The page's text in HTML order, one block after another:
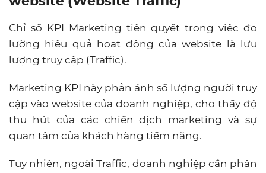
Chỉ số KPI Marketing tiên quyết trong việc đo
lường hiệu quả hoạt động của website là lưu
lượng truy cập (Traffic).
Marketing KPI này phản ánh số lượng người truy
cập vào website của doanh nghiệp, cho thấy độ
thu hút của các chiến dịch marketing và sự
quan tâm của khách hàng tiềm năng.
Tuy nhiên, ngoài Traffic, doanh nghiệp cần phân